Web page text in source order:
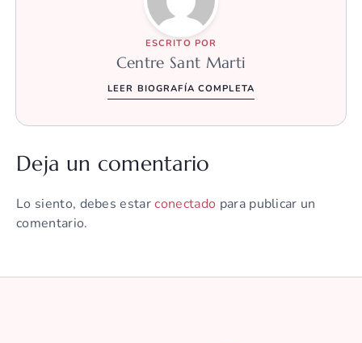
ESCRITO POR
Centre Sant Marti
LEER BIOGRAFÍA COMPLETA
Deja un comentario
Lo siento, debes estarconectado para publicar un
comentario.